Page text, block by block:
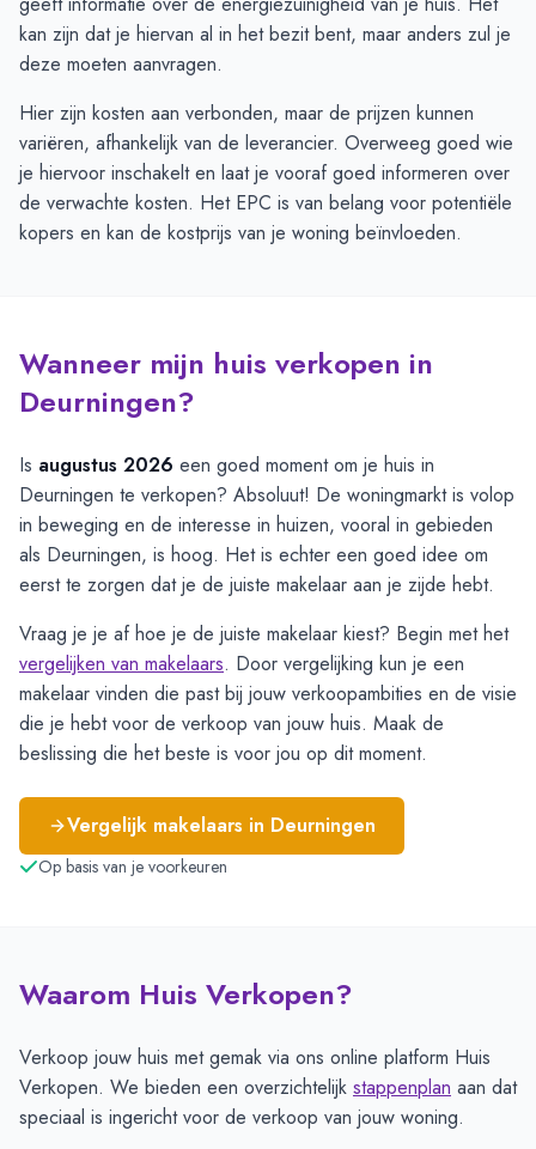
kan zijn dat je hiervan al in het bezit bent, maar anders zul je
deze moeten aanvragen.
Hier zijn kosten aan verbonden, maar de prijzen kunnen
variëren, afhankelijk van de leverancier. Overweeg goed wie
je hiervoor inschakelt en laat je vooraf goed informeren over
de verwachte kosten. Het EPC is van belang voor potentiële
kopers en kan de kostprijs van je woning beïnvloeden.
Wanneer mijn huis verkopen in
Deurningen?
Is augustus 2026 een goed moment om je huis in
Deurningen te verkopen? Absoluut! De woningmarkt is volop
in beweging en de interesse in huizen, vooral in gebieden
als Deurningen, is hoog. Het is echter een goed idee om
eerst te zorgen dat je de juiste makelaar aan je zijde hebt.
Vraag je je af hoe je de juiste makelaar kiest? Begin met het
vergelijken van makelaars. Door vergelijking kun je een
makelaar vinden die past bij jouw verkoopambities en de visie
die je hebt voor de verkoop van jouw huis. Maak de
beslissing die het beste is voor jou op dit moment.
Vergelijk makelaars in Deurningen
Op basis van je voorkeuren
Waarom Huis Verkopen?
Verkoop jouw huis met gemak via ons online platform Huis
Verkopen. We bieden een overzichtelijk stappenplan aan dat
speciaal is ingericht voor de verkoop van jouw woning.